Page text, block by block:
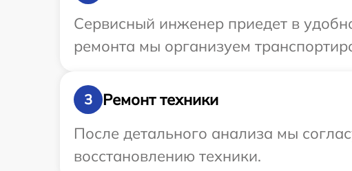
Сервисный инженер приедет в
ремонта мы организуем
3
Ремонт техники
После детального анализа мы
восстановлению техники.